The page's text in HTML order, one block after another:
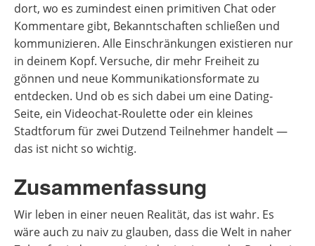
dort, wo es zumindest einen primitiven Chat oder
Kommentare gibt, Bekanntschaften schließen und
kommunizieren. Alle Einschränkungen existieren nur
in deinem Kopf. Versuche, dir mehr Freiheit zu
gönnen und neue Kommunikationsformate zu
entdecken. Und ob es sich dabei um eine Dating-
Seite, ein Videochat-Roulette oder ein kleines
Stadtforum für zwei Dutzend Teilnehmer handelt —
das ist nicht so wichtig.
Zusammenfassung
Wir leben in einer neuen Realität, das ist wahr. Es
wäre auch zu naiv zu glauben, dass die Welt in naher